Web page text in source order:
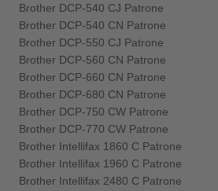
Brother DCP-540 CJ Patrone
Brother DCP-540 CN Patrone
Brother DCP-550 CJ Patrone
Brother DCP-560 CN Patrone
Brother DCP-660 CN Patrone
Brother DCP-680 CN Patrone
Brother DCP-750 CW Patrone
Brother DCP-770 CW Patrone
Brother Intellifax 1860 C Patrone
Brother Intellifax 1960 C Patrone
Brother Intellifax 2480 C Patrone